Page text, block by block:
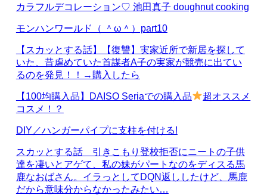
カラフルデコレーション♡ 池田真子 doughnut cooking
モンハンワールド（ ＾ω＾）part10
【スカッとする話】【復讐】実家近所で新居を探して
いた、昔虐めていた首謀者A子の実家が競売に出てい
るのを発見！！→購入したら
【100均購入品】DAISO Seriaでの購入品
超オススメ
コスメ！？
DIY／ハンガーパイプに支柱を付ける!
スカッとする話 引きこもり登校拒否にニートの子供
達を凄いとアゲて、私の妹がパートなのをディスる馬
鹿なおばさん。イラっとしてDQN返ししたけど、馬鹿
だから意味分からなかったみたい…